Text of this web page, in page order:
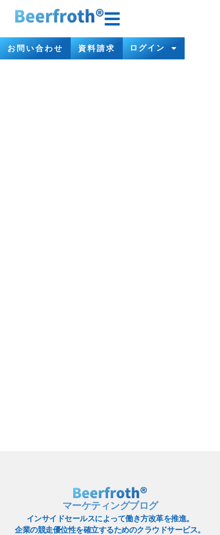
お問い合わせ 資料請求 ログイン
マーケティングブログ
インサイドセールスによって働き方改革を推進。
企業の競走優位性を確立するためのクラウドサービス。